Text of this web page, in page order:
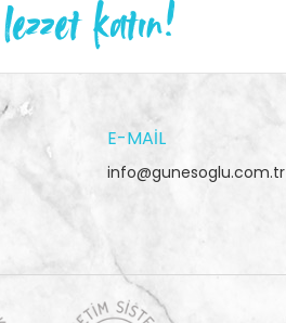
katın!
E-MAIL
info@gunesoglu.com.tr